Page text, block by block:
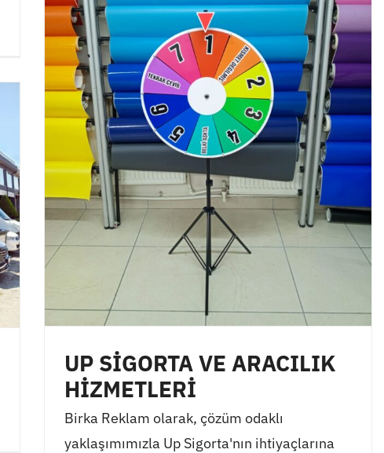
UP SİGORTA VE ARACILIK
HİZMETLERİ
Birka Reklam olarak, çözüm odaklı
yaklaşımımızla Up Sigorta'nın ihtiyaçlarına